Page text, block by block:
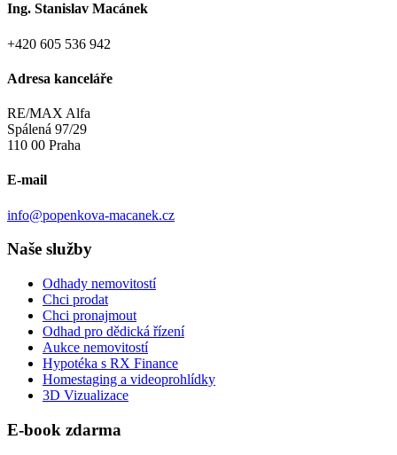
Ing. Stanislav Macánek
+420 605 536 942
Adresa kanceláře
RE/MAX Alfa
Spálená 97/29
110 00 Praha
E-mail
info@popenkova-macanek.cz
Naše služby
Odhady nemovitostí
Chci prodat
Chci pronajmout
Odhad pro dědická řízení
Aukce nemovitostí
Hypotéka s RX Finance
Homestaging a videoprohlídky
3D Vizualizace
E-book zdarma